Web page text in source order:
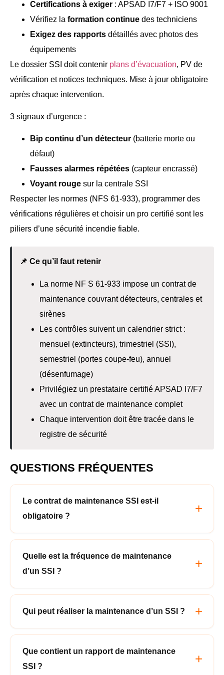
Certifications à exiger : APSAD I7/F7 + ISO 9001
Vérifiez la formation continue des techniciens
Exigez des rapports détaillés avec photos des
équipements
Le dossier SSI doit contenir plans d’évacuation, PV de
vérification et notices techniques. Mise à jour obligatoire
après chaque intervention.
3 signaux d’urgence :
Bip continu d’un détecteur (batterie morte ou
défaut)
Fausses alarmes répétées (capteur encrassé)
Voyant rouge sur la centrale SSI
Respecter les normes (NFS 61-933), programmer des
vérifications régulières et choisir un pro certifié sont les
piliers d’une sécurité incendie fiable.
📌 Ce qu’il faut retenir
La norme NF S 61-933 impose un contrat de
maintenance couvrant détecteurs, centrales et
sirènes
Les contrôles suivent un calendrier strict :
mensuel (extincteurs), trimestriel (SSI),
semestriel (portes coupe-feu), annuel
(désenfumage)
Privilégiez un prestataire certifié APSAD I7/F7
avec un contrat de maintenance complet
Chaque intervention doit être tracée dans le
registre de sécurité
QUESTIONS FRÉQUENTES
Le contrat de maintenance SSI est-il
obligatoire ?
Quelle est la fréquence de maintenance
d’un SSI ?
Qui peut réaliser la maintenance d’un SSI ?
Que contient un rapport de maintenance
SSI ?